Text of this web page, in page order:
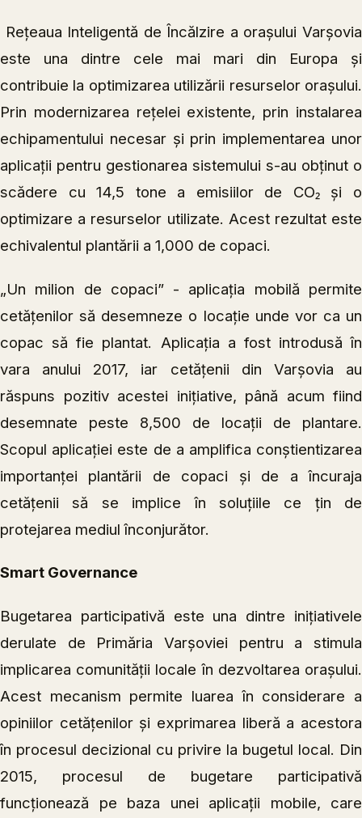
Rețeaua Inteligentă de Încălzire a orașului Varșovia
este una dintre cele mai mari din Europa și
contribuie la optimizarea utilizării resurselor orașului.
Prin modernizarea rețelei existente, prin instalarea
echipamentului necesar și prin implementarea unor
aplicații pentru gestionarea sistemului s-au obținut o
scădere cu 14,5 tone a emisiilor de CO₂ și o
optimizare a resurselor utilizate. Acest rezultat este
echivalentul plantării a 1,000 de copaci.
„Un milion de copaci” - aplicația mobilă permite
cetățenilor să desemneze o locație unde vor ca un
copac să fie plantat. Aplicația a fost introdusă în
vara anului 2017, iar cetățenii din Varșovia au
răspuns pozitiv acestei inițiative, până acum fiind
desemnate peste 8,500 de locații de plantare.
Scopul aplicației este de a amplifica conștientizarea
importanței plantării de copaci și de a încuraja
cetățenii să se implice în soluțiile ce țin de
protejarea mediul înconjurător.
Smart Governance
Bugetarea participativă este una dintre inițiativele
derulate de Primăria Varșoviei pentru a stimula
implicarea comunității locale în dezvoltarea orașului.
Acest mecanism permite luarea în considerare a
opiniilor cetățenilor și exprimarea liberă a acestora
în procesul decizional cu privire la bugetul local. Din
2015, procesul de bugetare participativă
funcționează pe baza unei aplicații mobile, care